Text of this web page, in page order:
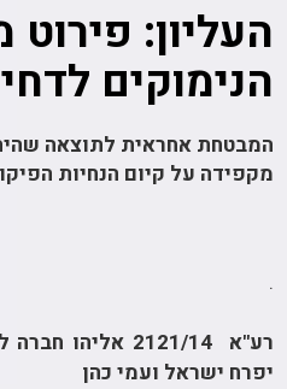
העליון: פירוט
הנימוקים
המבטחת אחראית לתוצאה
מקפידה על קיום הנחיות
.
רע"א 2121/14
יפרח ישראל ועמי כהן